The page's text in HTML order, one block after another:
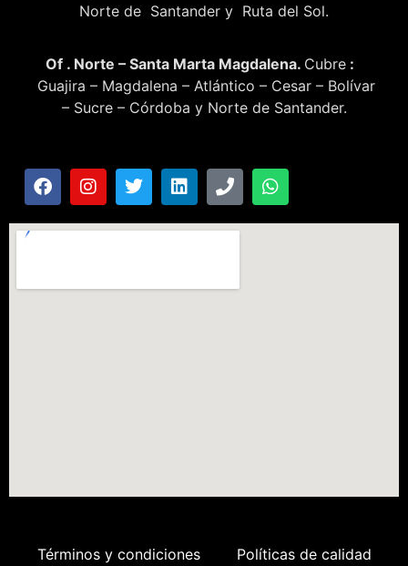
Norte de Santander y Ruta del Sol.
Of . Norte – Santa Marta Magdalena. Cubre :
Guajira – Magdalena – Atlántico – Cesar – Bolívar
– Sucre – Córdoba y Norte de Santander.
Términos y condiciones Políticas de calidad